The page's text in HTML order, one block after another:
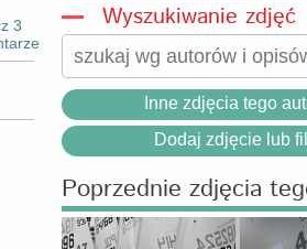
3
Wyszukiwanie zdjęć
Inne zdjęcia tego
Dodaj zdjęcie lub
Poprzednie zdjęcia